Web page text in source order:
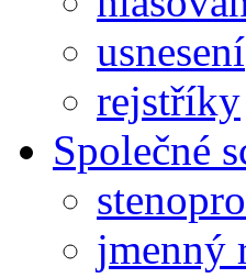
usnesení
rejstříky
Společné
jmenný